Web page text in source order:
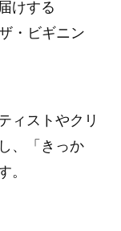
けする
・ビギニン
ィストやクリ
、「きっか
。